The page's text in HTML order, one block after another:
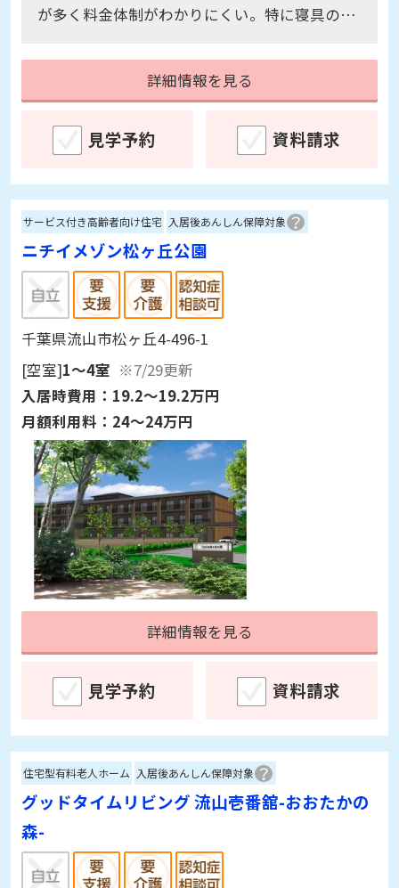
が多く料金体制がわかりにくい。特に寝具のレ
る。建物自体は、新しいので色々考えて造らて
詳細情報を見る
見学予約 資料請求
サービス付き高齢者向け住宅 入居後あんしん保障対象
ニチイメゾン松ヶ丘公園
千葉県流山市松ヶ丘4-496-1
[空室]1～4室 ※7/29更新
入居時費用： 19.2～19.2万円
月額利用料： 24～24万円
詳細情報を見る
見学予約 資料請求
住宅型有料老人ホーム 入居後あんしん保障対象
グッドタイムリビング 流山壱番舘-おおたかの
森-